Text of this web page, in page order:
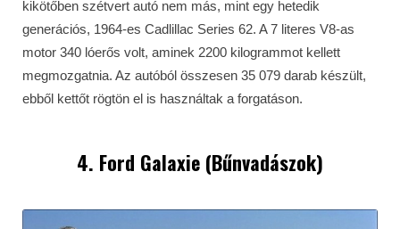
kikötőben szétvert autó nem más, mint egy hetedik
generációs, 1964-es Cadlillac Series 62. A 7 literes V8-as
motor 340 lóerős volt, aminek 2200 kilogrammot kellett
megmozgatnia. Az autóból összesen 35 079 darab készült,
ebből kettőt rögtön el is használtak a forgatáson.
4. Ford Galaxie (Bűnvadászok)